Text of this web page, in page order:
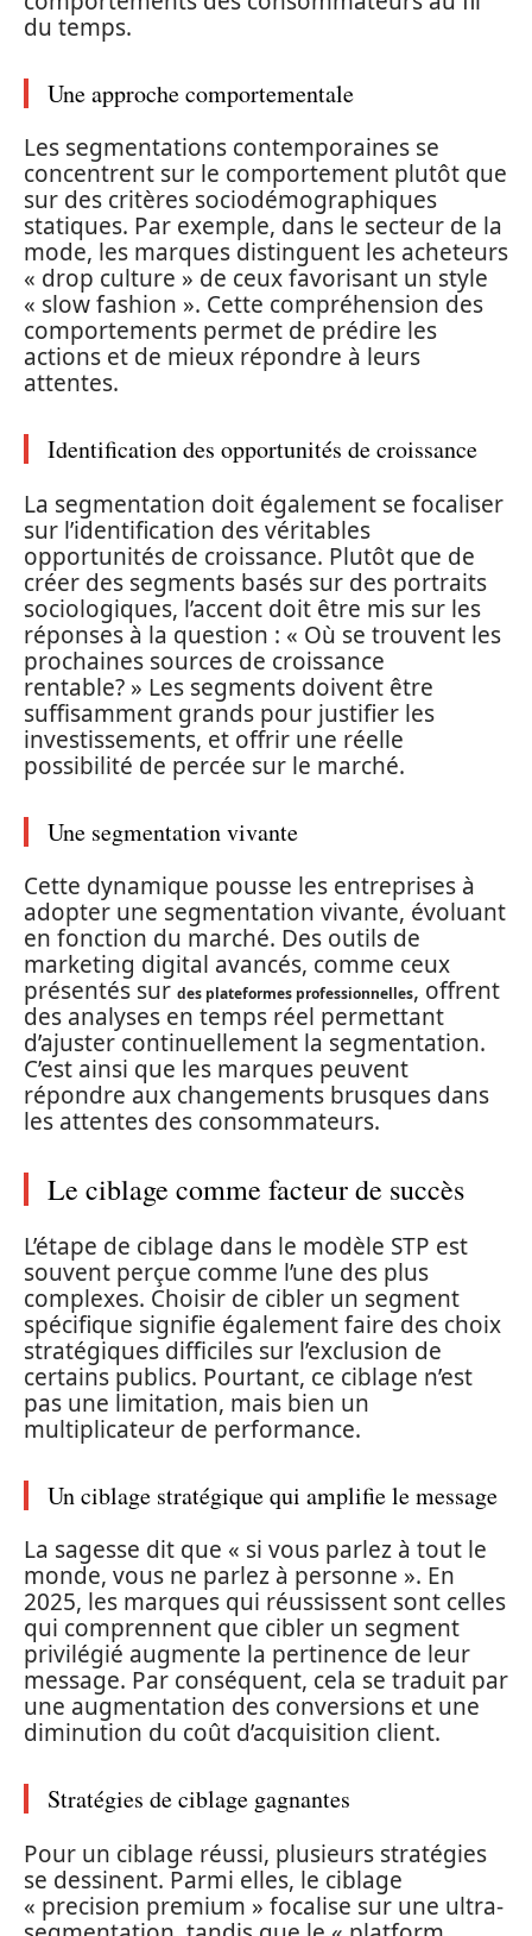
du temps.
Une approche comportementale
Les segmentations contemporaines se
concentrent sur le comportement plutôt que
sur des critères sociodémographiques
statiques. Par exemple, dans le secteur de la
mode, les marques distinguent les acheteurs
« drop culture » de ceux favorisant un style
« slow fashion ». Cette compréhension des
comportements permet de prédire les
actions et de mieux répondre à leurs
attentes.
Identification des opportunités de croissance
La segmentation doit également se focaliser
sur l’identification des véritables
opportunités de croissance. Plutôt que de
créer des segments basés sur des portraits
sociologiques, l’accent doit être mis sur les
réponses à la question : « Où se trouvent les
prochaines sources de croissance
rentable? » Les segments doivent être
suffisamment grands pour justifier les
investissements, et offrir une réelle
possibilité de percée sur le marché.
Une segmentation vivante
Cette dynamique pousse les entreprises à
adopter une segmentation vivante, évoluant
en fonction du marché. Des outils de
marketing digital avancés, comme ceux
présentés sur des plateformes professionnelles, offrent
des analyses en temps réel permettant
d’ajuster continuellement la segmentation.
C’est ainsi que les marques peuvent
répondre aux changements brusques dans
les attentes des consommateurs.
Le ciblage comme facteur de succès
L’étape de ciblage dans le modèle STP est
souvent perçue comme l’une des plus
complexes. Choisir de cibler un segment
spécifique signifie également faire des choix
stratégiques difficiles sur l’exclusion de
certains publics. Pourtant, ce ciblage n’est
pas une limitation, mais bien un
multiplicateur de performance.
Un ciblage stratégique qui amplifie le message
La sagesse dit que « si vous parlez à tout le
monde, vous ne parlez à personne ». En
2025, les marques qui réussissent sont celles
qui comprennent que cibler un segment
privilégié augmente la pertinence de leur
message. Par conséquent, cela se traduit par
une augmentation des conversions et une
diminution du coût d’acquisition client.
Stratégies de ciblage gagnantes
Pour un ciblage réussi, plusieurs stratégies
se dessinent. Parmi elles, le ciblage
« precision premium » focalise sur une ultra-